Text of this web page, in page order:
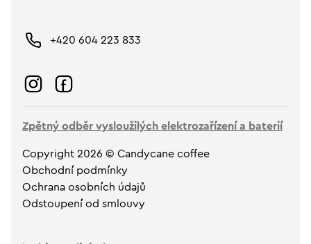
+420 604 223 833
Zpětný odběr vysloužilých elektrozařízení a baterií
Copyright 2026 © Candycane coffee
Obchodní podmínky
Ochrana osobních údajů
Odstoupení od smlouvy